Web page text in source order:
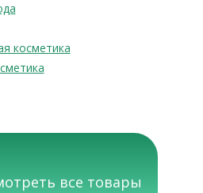
косметика
все товары